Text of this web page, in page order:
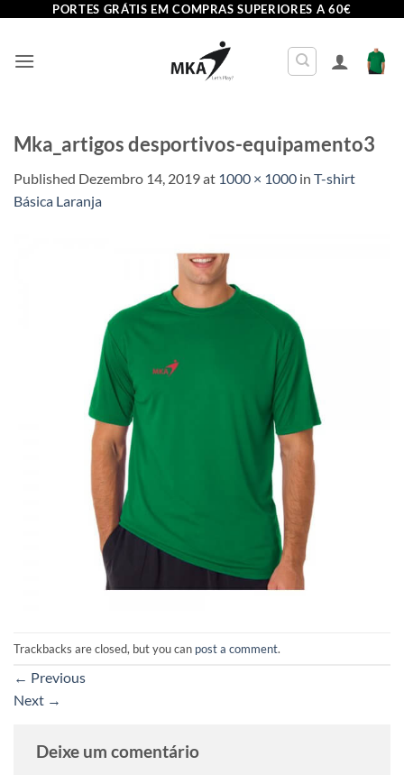
content
PORTES GRÁTIS EM COMPRAS SUPERIORES A 60€
Mka_artigos desportivos-equipamento3
Published Dezembro 14, 2019at 1000 × 1000 in T-shirt
Básica Laranja
Trackbacks are closed, but you can post a comment.
← Previous
Next →
Deixe um comentário